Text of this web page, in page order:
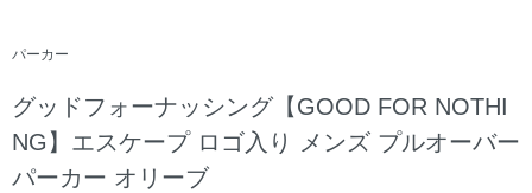
パーカー
グッドフォーナッシング【GOOD FOR NOTHI
NG】エスケープ ロゴ入り メンズ プルオーバー
パーカー オリーブ